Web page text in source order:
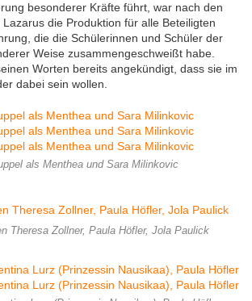
besonderer Kräfte führt, war nach den
die Produktion für alle Beteiligten
die die Schülerinnen und Schüler der
Weise zusammengeschweißt habe.
Worten bereits angekündigt, dass sie im
dabei sein wollen.
als Menthea und Sara Milinkovic
Theresa Zollner, Paula Höfler, Jola Paulick